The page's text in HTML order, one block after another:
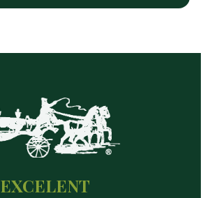
EXCELENT